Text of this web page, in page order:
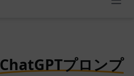
ChatGPTプロンプ